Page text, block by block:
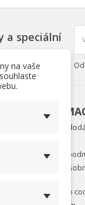
a speciální
Podmínky
Obchodní
Ochrana
Podrobně o
na vaše